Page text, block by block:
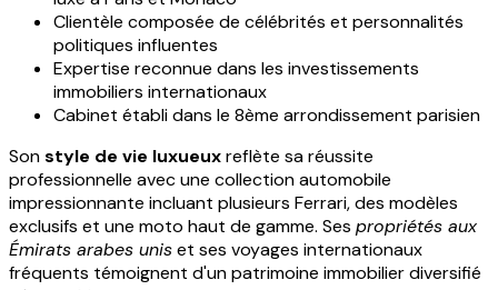
Clientèle composée de célébrités et personnalités
politiques influentes
Expertise reconnue dans les investissements
immobiliers internationaux
Cabinet établi dans le 8ème arrondissement parisien
Sonstyle de vie luxueuxreflète sa réussite
professionnelle avec une collection automobile
impressionnante incluant plusieurs Ferrari, des modèles
exclusifs et une moto haut de gamme. Ses propriétés aux
Émirats arabes uniset ses voyages internationaux
fréquents témoignent d'un patrimoine immobilier diversifié